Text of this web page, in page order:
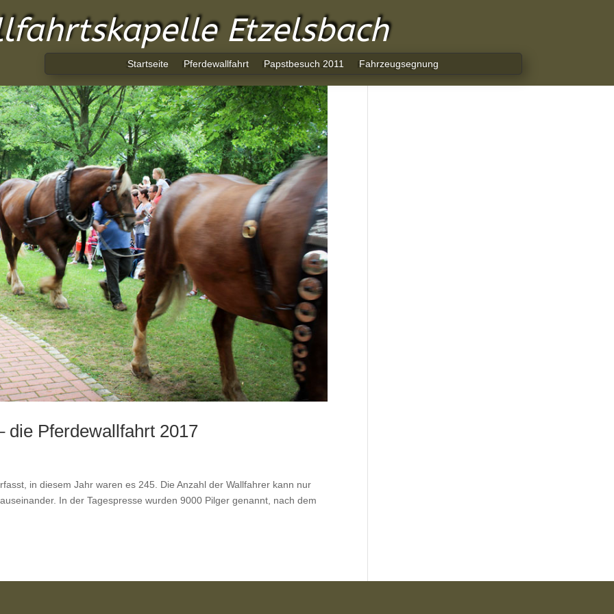
Etzelsbach
Startseite Pferdewallfahrt Papstbesuch 2011 Fahrzeugsegnung
die Pferdewallfahrt 2017
in diesem Jahr waren es 245. Die Anzahl der Wallfahrer kann nur
In der Tagespresse wurden 9000 Pilger genannt, nach dem